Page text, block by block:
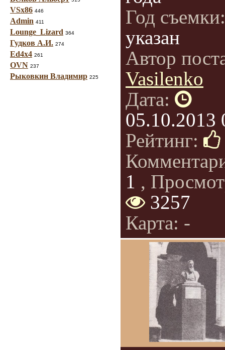
VSx86 446
Admin 411
Lounge_Lizard 364
Гудков А.И. 274
Ed4x4 261
OVN 237
Рыковкин Владимир 225
Год
указан
Автор
Vasilenko
Дата:
05.10.2013
Рейтинг:
1 ,
3257
Карта: -